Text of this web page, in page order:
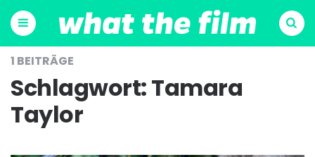
Menu
Suchen
1 BEITRÄGE
Schlagwort:Tamara
Taylor